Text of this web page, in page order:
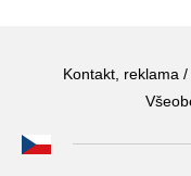
Kontakt, reklama